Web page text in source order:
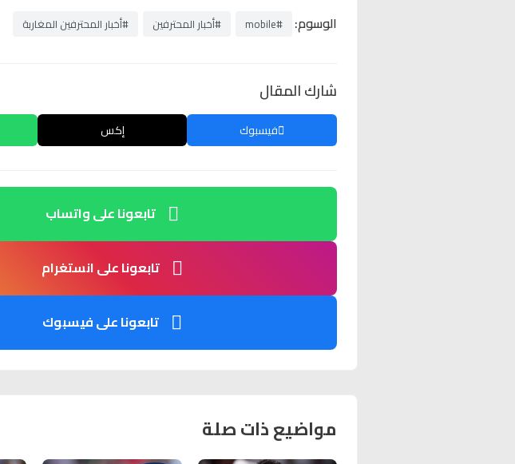
الوسوم: #mobile #أخبار المحترفين #أخبار المحترفين المغاربة
شارك المقال
فيسبوك إكس
تابعونا على واتساب
تابعونا على انستغرام
تابعونا على فيسبوك
مواضيع ذات صلة